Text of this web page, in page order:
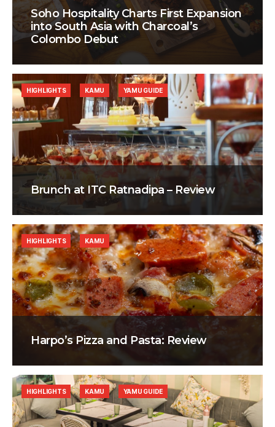
Soho Hospitality Charts First Expansion
into South Asia with Charcoal’s
Colombo Debut
Brunch at ITC Ratnadipa – Review
HIGHLIGHTS KAMU YAMU GUIDE
Harpo’s Pizza and Pasta: Review
HIGHLIGHTS KAMU
HIGHLIGHTS KAMU YAMU GUIDE